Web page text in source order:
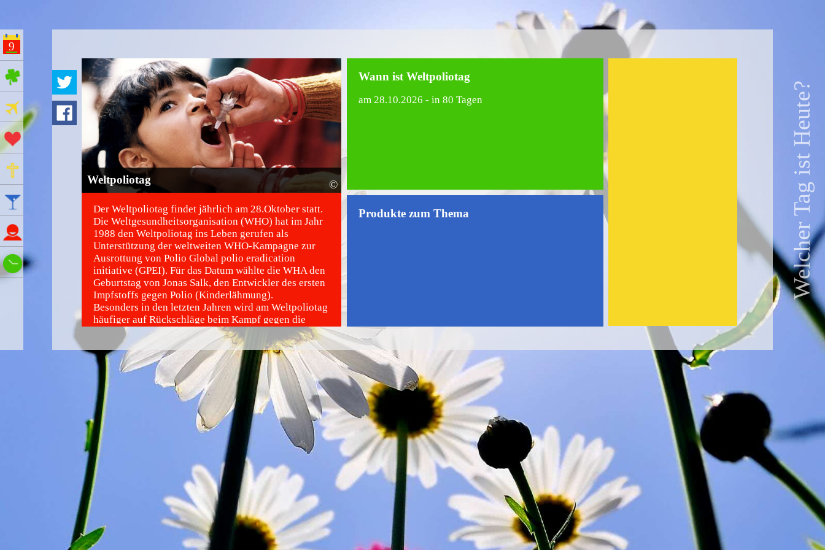
Welcher Tag ist Heute?
9
ges Feiertage
Ferien
Aktionstage
Gedenktage
Namenstage
Wie spät ist es?
Weltpoliotag ©
Der Weltpoliotag findet jährlich am 28.Oktober statt.
Die Weltgesundheitsorganisation (WHO) hat im Jahr
1988 den Weltpoliotag ins Leben gerufen als
Unterstützung der weltweiten WHO-Kampagne zur
Ausrottung von Polio Global polio eradication
initiative (GPEI). Für das Datum wählte die WHA den
Geburtstag von Jonas Salk, den Entwickler des ersten
Impfstoffs gegen Polio (Kinderlähmung).
Besonders in den letzten Jahren wird am Weltpoliotag
häufiger auf Rückschläge beim Kampf gegen die
Krankheit aufmerksam gemacht.
Wann ist Weltpoliotag
am28.10.2026 - in 80 Tagen
Produkte zum Thema